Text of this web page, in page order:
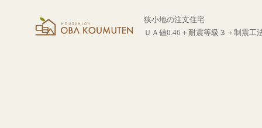
狭小地の注文住宅
ＵＡ値0.46＋耐震等級３＋制震工